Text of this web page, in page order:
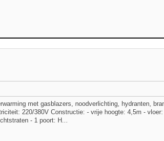
met gasblazers, noodverlichting, hydranten,
220/380V Constructie: - vrije hoogte: 4,5m -
- 1 poort: H...